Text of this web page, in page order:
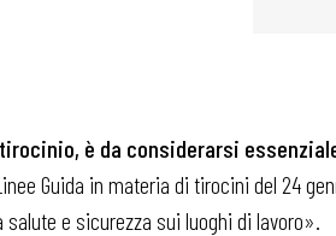
è da considerarsi
Guida in materia di tirocini del 24
e sicurezza sui luoghi di lavoro».